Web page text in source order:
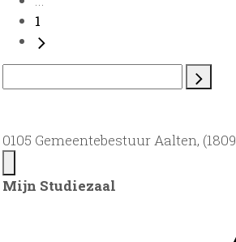
1
0105 Gemeentebestuur Aalten,
Mijn Studiezaal